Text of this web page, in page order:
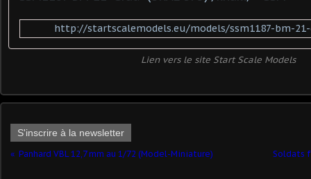
http://startscalemodels.eu/models/ssm1187-bm-
Lien vers le site Start Scale Models
S'inscrire à la newsletter
Panhard VBL 12,7 mm au 1/72 (Model-Miniature) Soldats